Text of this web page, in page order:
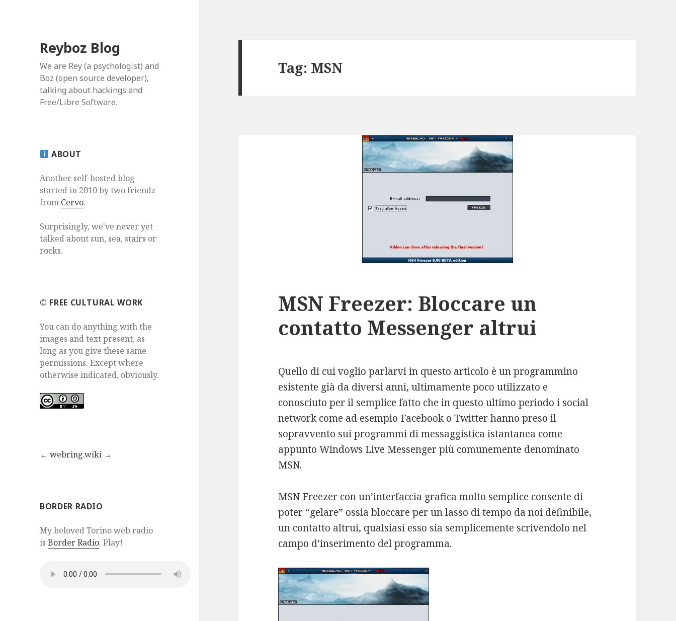
Reyboz Blog
We are Rey (a psychologist) and
Boz (open source developer),
talking about hackings and
Free/Libre Software.
ABOUT
Another self-hosted blog
started in 2010 by two friendz
from Cervo.
Surprisingly, we've never yet
talked about sun, sea, stairs or
rocks.
©️ FREE CULTURAL WORK
You can do anything with the
images and text present, as
long as you give these same
permissions. Except where
otherwise indicated, obviously.
← webring.wiki →
BORDER RADIO
My beloved Torino web radio
isBorder Radio. Play!
Tag: MSN
MSN Freezer: Bloccare un
contatto Messenger altrui
Quello di cui voglio parlarvi in questo articolo è un programmino
esistente già da diversi anni, ultimamente poco utilizzato e
conosciuto per il semplice fatto che in questo ultimo periodo i social
network come ad esempio Facebook o Twitter hanno preso il
sopravvento sui programmi di messaggistica istantanea come
appunto Windows Live Messenger più comunemente denominato
MSN.
MSN Freezer con un’interfaccia grafica molto semplice consente di
poter “gelare” ossia bloccare per un lasso di tempo da noi definibile,
un contatto altrui, qualsiasi esso sia semplicemente scrivendolo nel
campo d’inserimento del programma.